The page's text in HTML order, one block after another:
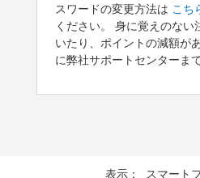
スワードの変更方法は こち
ください。 身に覚えのない
いたり、ポイントの減額が
に弊社サポートセンターま
表示： スマート